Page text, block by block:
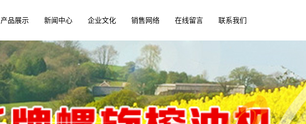
产品展示 新闻中心 企业文化 销售网络 在线留言 联系我们